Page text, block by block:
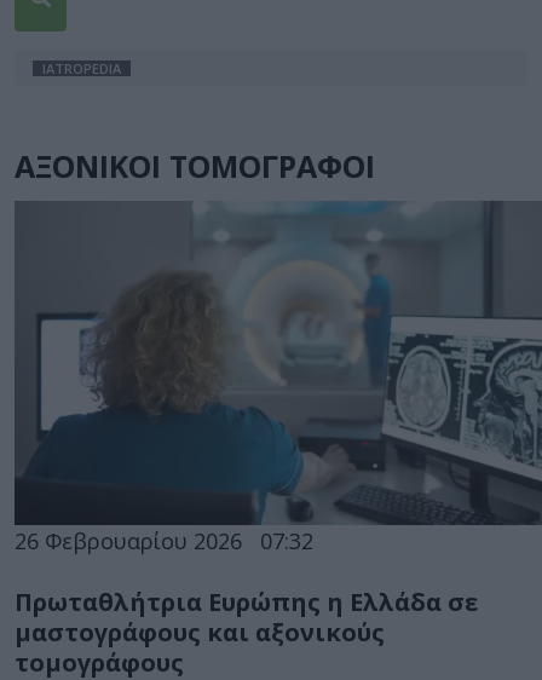
IATROPEDIA
ΑΞΟΝΙΚΟΙ ΤΟΜΟΓΡΑΦΟΙ
26 Φεβρουαρίου 2026 07:32
Πρωταθλήτρια Ευρώπης η Ελλάδα σε
μαστογράφους και αξονικούς
τομογράφους